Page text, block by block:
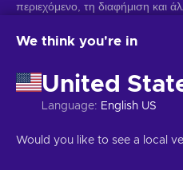
Ειδοποίηση Απορρήτουγια
JSC "Play Helis", οδός Gyneju 4-333,
περιεχόμενο, τη διαφήμιση και
χρησιμοποιηθούν για την
αυτών των τεχνολογιών από την
της. Μπορείτε να
κλικ στην επιλογή "Προσαρμογή".
οποίο η Google χρησιμοποιεί τα
We think you're in
United
Language: English US
Would you like to see a local